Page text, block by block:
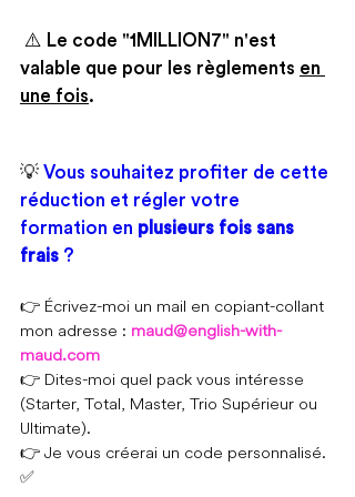
⚠️ Le code "1MILLION7" n'est
valable que pour les règlements en
une fois.
💡 Vous souhaitez profiter de cette
réduction et régler votre
formation en plusieurs fois sans
frais ?
👉 Écrivez-moi un mail en copiant-collant
mon adresse : maud@english-with-
maud.com
👉 Dites-moi quel pack vous intéresse
(Starter, Total, Master, Trio Supérieur ou
Ultimate).
👉 Je vous créerai un code personnalisé.
✅